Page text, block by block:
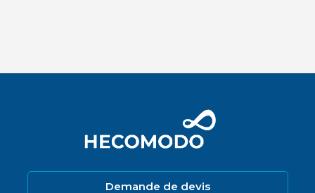
Demande de devis